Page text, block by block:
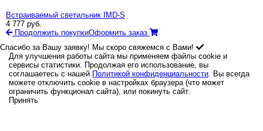
Встраиваемый светильник IMD-S
4 777 руб.
Продолжить покупкиОформить заказ
Спасибо за Вашу заявку! Мы скоро свяжемся с Вами!
Для улучшения работы сайта мы применяем файлы cookie и
сервисы статистики. Продолжая его использование, вы
соглашаетесь с нашей Политикой конфиденциальности. Вы всегда
можете отключить cookie в настройках браузера (что может
ограничить функционал сайта), или покинуть сайт.
Принять